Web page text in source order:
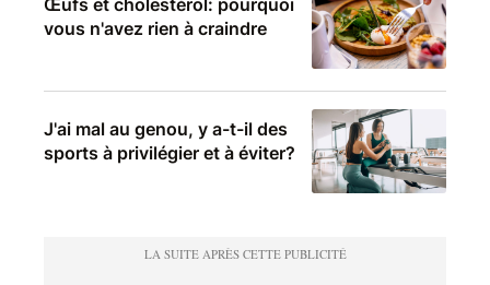
Œufs et cholestérol: pourquoi
vous n'avez rien à craindre
J'ai mal au genou, y a-t-il des
sports à privilégier et à éviter?